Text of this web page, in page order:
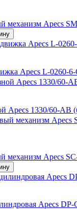
механизм Apecs
Apecs L-0260-
Apecs 1330/60-AB
механизм Apecs
Apecs